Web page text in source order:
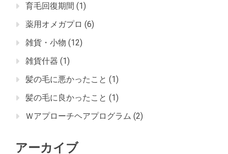
育毛回復期間 (1)
薬用オメガプロ (6)
雑貨・小物 (12)
雑貨什器 (1)
髪の毛に悪かったこと (1)
髪の毛に良かったこと (1)
Ｗアプローチヘアプログラム (2)
アーカイブ